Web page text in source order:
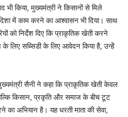
भी किया, मुख्यमंत्री ने किसानों से मिले
में काम करने का आश्वासन भी दिया। साथ
को निर्देश दिए कि प्राकृतिक खेती करने
के लिए सब्सिडी के लिए आवेदन किया है, उन्हें
सैनी ने कहा कि प्राकृतिक खेती केवल
किसान, प्रकृति और समाज के बीच टूट
अभियान है। यह धरती माता की सेवा,